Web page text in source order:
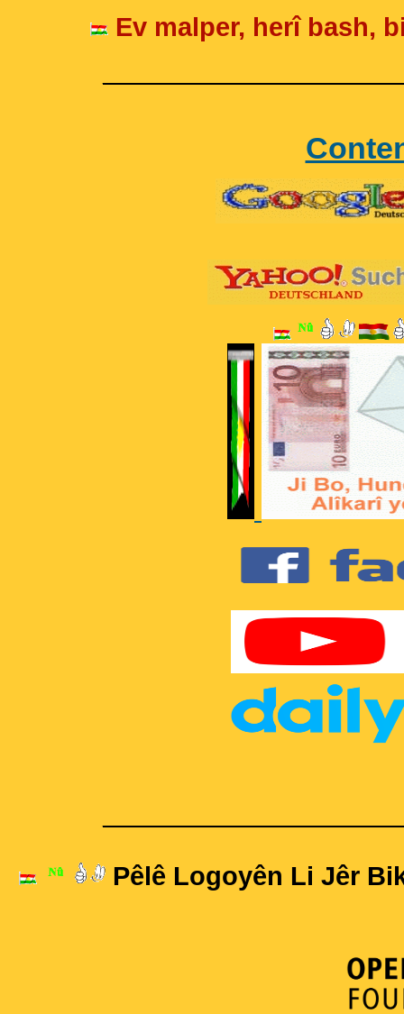
Ev malper, herî bash,
Pêlê Logoyên Li Jêr